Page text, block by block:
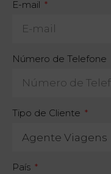
E-mail
Número de Telefone
Tipo de Cliente
País